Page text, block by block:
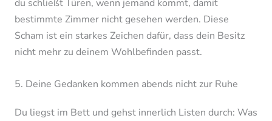
du schließt Türen, wenn jemand kommt, damit
bestimmte Zimmer nicht gesehen werden. Diese
Scham ist ein starkes Zeichen dafür, dass dein Besitz
nicht mehr zu deinem Wohlbefinden passt.
5. Deine Gedanken kommen abends nicht zur Ruhe
Du liegst im Bett und gehst innerlich Listen durch: Was